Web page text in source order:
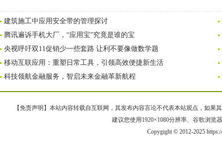
建筑施工中应用安全带的管理探讨
腾讯遍诉手机大厂，“应用宝”究竟是谁的宝
央视呼吁双11促销少一些套路 让利不要像做数学题
移动互联应用：重塑日常工具，引领高效便捷新生活
科技领航金融服务，智启未来金融革新航程
【免责声明】本站内容转载自互联网，其发布内容言论不代表本站观点，如果
建议您使用1920×1080分辨率、谷歌浏览
Copygight © 2012-2025